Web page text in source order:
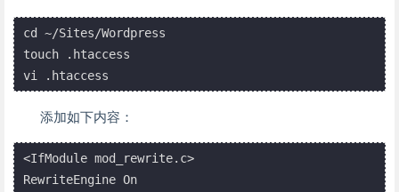
cd ~/Sites/Wordpress
touch .htaccess
添加如下内容：
<IfModule mod_rewrite.c>
RewriteEngine On